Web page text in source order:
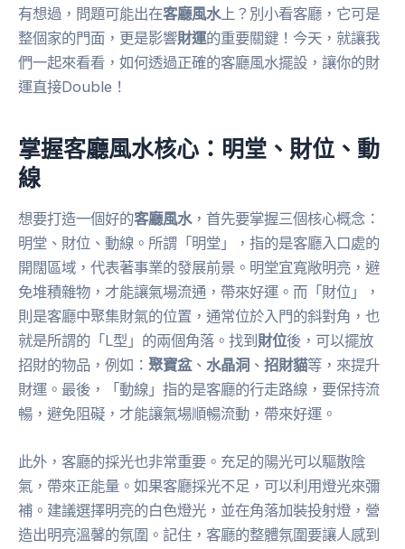
有想過，問題可能出在客廳風水上？別小看客廳，它可是
整個家的門面，更是影響財運的重要關鍵！今天，就讓我
們一起來看看，如何透過正確的客廳風水擺設，讓你的財
運直接Double！
掌握客廳風水核心：明堂、財位、動
線
想要打造一個好的客廳風水，首先要掌握三個核心概念：
明堂、財位、動線。所謂「明堂」，指的是客廳入口處的
開闊區域，代表著事業的發展前景。明堂宜寬敞明亮，避
免堆積雜物，才能讓氣場流通，帶來好運。而「財位」，
則是客廳中聚集財氣的位置，通常位於入門的斜對角，也
就是所謂的「L型」的兩個角落。找到 財位後，可以擺放
招財的物品，例如： 聚寶盆、 水晶洞 、 招財貓等，來提升
財運。最後，「動線」指的是客廳的行走路線，要保持流
暢，避免阻礙，才能讓氣場順暢流動，帶來好運。
此外，客廳的採光也非常重要。充足的陽光可以驅散陰
氣，帶來正能量。如果客廳採光不足，可以利用燈光來彌
補。建議選擇明亮的白色燈光，並在角落加裝投射燈，營
造出明亮溫馨的氛圍。記住，客廳的整體氛圍要讓人感到